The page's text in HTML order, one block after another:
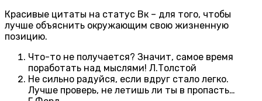
Красивые цитаты на статус Вк – для того, чтобы
лучше объяснить окружающим свою жизненную
позицию.
Что-то не получается? Значит, самое время
поработать над мыслями! Л.Толстой
Не сильно радуйся, если вдруг стало легко.
Лучше проверь, не летишь ли ты в пропасть…